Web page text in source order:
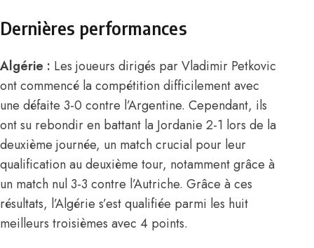
Dernières performances
Algérie : Les joueurs dirigés parVladimir Petkovic
ont commencé la compétition difficilement avec
une défaite 3-0 contre l’Argentine. Cependant, ils
ont su rebondir en battant la Jordanie 2-1 lors de la
deuxième journée, un match crucial pour leur
qualification au deuxième tour, notamment grâce à
un match nul 3-3 contre l’Autriche. Grâce à ces
résultats, l’Algérie s’est qualifiée parmi les huit
meilleurs troisièmes avec 4 points.